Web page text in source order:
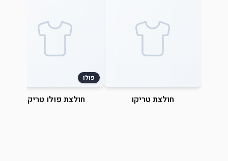
חולצת טריקו
פולו
חולצת פולו טריקו